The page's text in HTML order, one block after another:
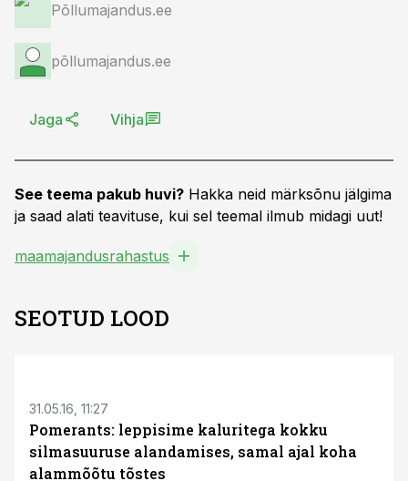
Põllumajandus.ee
põllumajandus.ee
Jaga Vihja
See teema pakub huvi? Hakka neid märksõnu jälgima
ja saad alati teavituse, kui sel teemal ilmub midagi uut!
maamajandusrahastus
SEOTUD LOOD
31.05.16, 11:27
Pomerants: leppisime kaluritega kokku
silmasuuruse alandamises, samal ajal koha
alammõõtu tõstes